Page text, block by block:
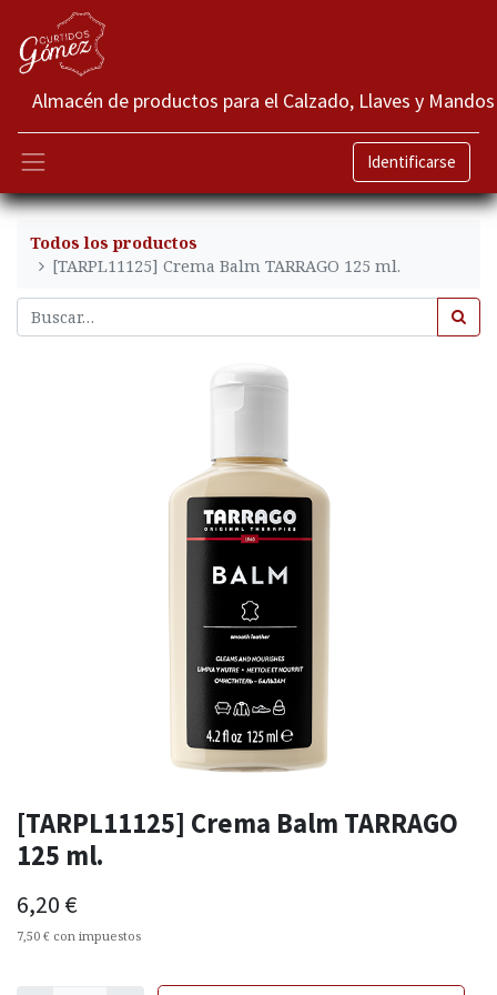
Almacén de productos para el Calzado, Llaves y Mandos
Identificarse
Todos los productos
[TARPL11125] Crema Balm TARRAGO 125 ml.
[TARPL11125] Crema Balm TARRAGO
125 ml.
6,20 €
7,50 € con impuestos